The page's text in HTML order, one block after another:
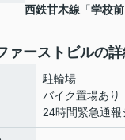
西鉄甘木線 「学校前
ァーストビルの
駐輪場
バイク置場あり
24時間緊急通報